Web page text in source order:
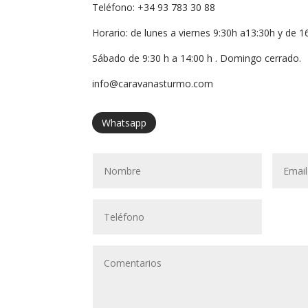
Teléfono: +34 93 783 30 88
Horario: de lunes a viernes 9:30h a13:30h y de
Sábado de 9:30 h a 14:00 h . Domingo cerrado.
info@caravanasturmo.com
Whatsapp